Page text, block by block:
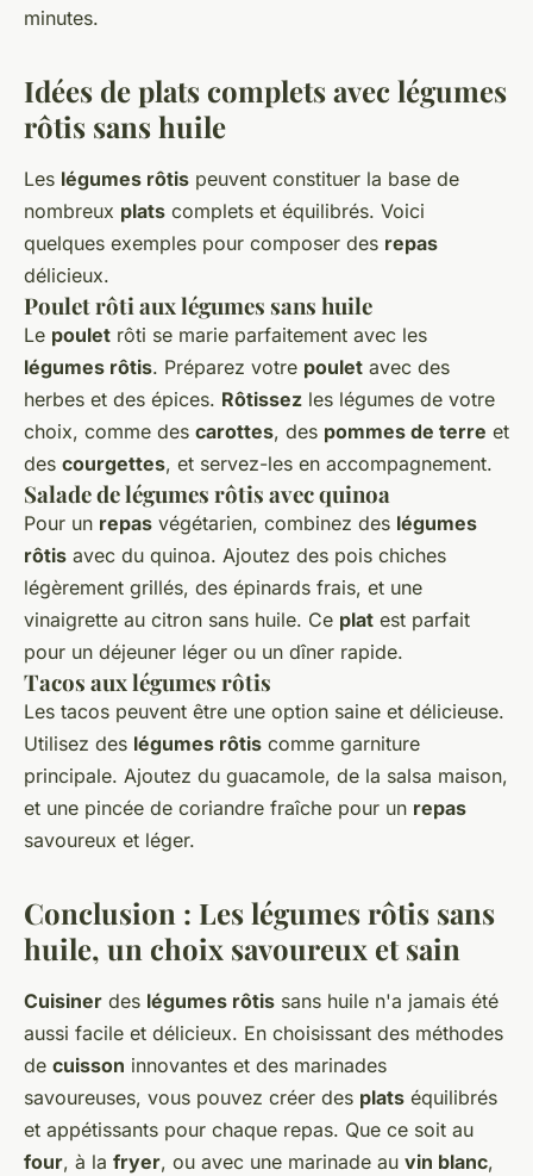
minutes.
Idées de plats complets avec légumes
rôtis sans huile
Les légumes rôtis peuvent constituer la base de
nombreux plats complets et équilibrés. Voici
quelques exemples pour composer des repas
délicieux.
Poulet rôti aux légumes sans huile
Le poulet rôti se marie parfaitement avec les
légumes rôtis. Préparez votre poulet avec des
herbes et des épices. Rôtissez les légumes de votre
choix, comme des carottes, des pommes de terre et
des courgettes, et servez-les en accompagnement.
Salade de légumes rôtis avec quinoa
Pour un repas végétarien, combinez des légumes
rôtis avec du quinoa. Ajoutez des pois chiches
légèrement grillés, des épinards frais, et une
vinaigrette au citron sans huile. Ce plat est parfait
pour un déjeuner léger ou un dîner rapide.
Tacos aux légumes rôtis
Les tacos peuvent être une option saine et délicieuse.
Utilisez des légumes rôtis comme garniture
principale. Ajoutez du guacamole, de la salsa maison,
et une pincée de coriandre fraîche pour un repas
savoureux et léger.
Conclusion : Les légumes rôtis sans
huile, un choix savoureux et sain
Cuisiner des légumes rôtis sans huile n'a jamais été
aussi facile et délicieux. En choisissant des méthodes
de cuisson innovantes et des marinades
savoureuses, vous pouvez créer des plats équilibrés
et appétissants pour chaque repas. Que ce soit au
four, à la fryer, ou avec une marinade au vin blanc,